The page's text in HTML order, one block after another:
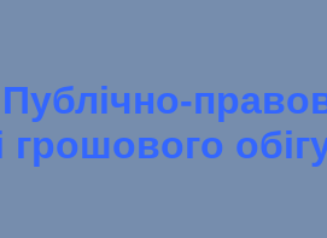
грошового